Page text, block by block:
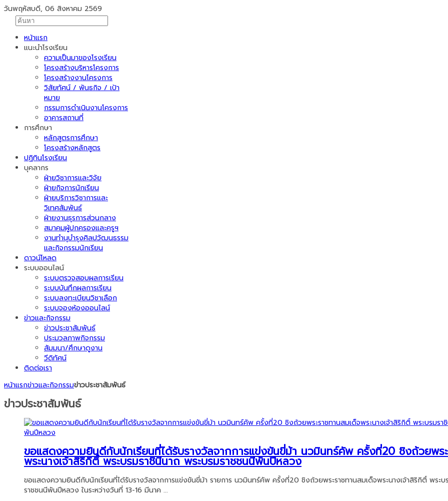
วันพฤหัสบดี, 06 สิงหาคม 2569
หน้าแรก
แนะนำโรงเรียน
ความเป็นมาของโรงเรียน
โครงสร้างบริหารโครงการ
โครงสร้างงานโครงการ
วิสัยทัศน์ / พันธกิจ / เป้า
หมาย
กรรมการดำเนินงานโครงการ
อาคารสถานที่
การศึกษา
หลักสูตรการศึกษา
โครงสร้างหลักสูตร
ปฏิทินโรงเรียน
บุคลากร
ฝ่ายวิชาการและวิจัย
ฝ่ายกิจการนักเรียน
ฝ่ายบริการวิชาการและ
วิเทศสัมพันธ์
ฝ่ายงานธุรการส่วนกลาง
สมาคมผู้ปกครองและครูฯ
งานทำนุบำรุงศิลปวัฒนธรรม
และกิจกรรมนักเรียน
ดาวน์โหลด
ระบบออนไลน์
ระบบตรวจสอบผลการเรียน
ระบบบันทึกผลการเรียน
ระบบลงทะเบียนวิชาเลือก
ระบบจองห้องออนไลน์
ข่าวและกิจกรรม
ข่าวประชาสัมพันธ์
ประมวลภาพกิจกรรม
สัมมนา/ศึกษาดูงาน
วีดิทัศน์
ติดต่อเรา
หน้าแรกข่าวและกิจกรรมข่าวประชาสัมพันธ์
ข่าวประชาสัมพันธ์
ขอแสดงความยินดีกับนักเรียนที่ได้รับรางวัลจากการแข่งขันขี่ม้า นวมินทร์คัพ ครั้งที่20 ชิงถ้วยพร
พระนางเจ้าสิริกิติ์ พระบรมราชินีนาถ พระบรมราชชนนีพันปีหลวง
ขอแสดงความยินดีกับนักเรียนที่ได้รับรางวัลจากการแข่งขันขี่ม้า รายการ นวมินทร์คัพ ครั้งที่20 ชิงถ้วยพระราชทานสมเด็จพระนางเจ้าสิริกิติ์ พระบ
ราชชนนีพันปีหลวง ในระหว่างวันที่ 13-16 มีนาค ...